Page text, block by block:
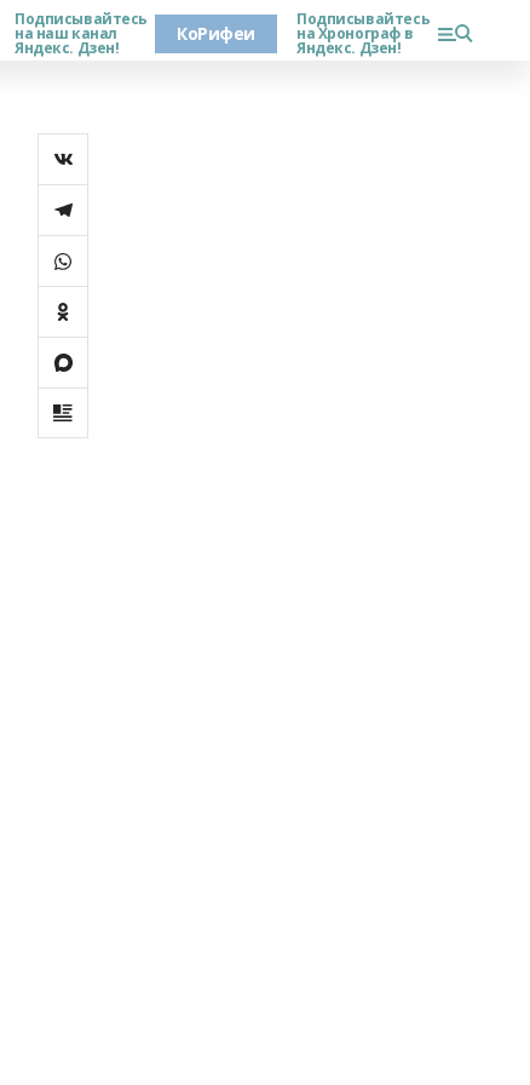
Подписывайтесь
на наш канал
Яндекс. Дзен!
КоРифеи
Подписывайтесь
на Хронограф в
Яндекс. Дзен!